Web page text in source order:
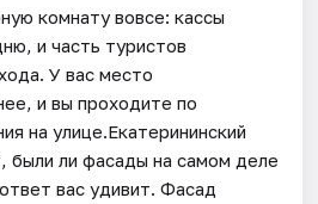
комнату вовсе: кассы
и часть туристов
У вас место
и вы проходите по
на улице.Екатерининский
были ли фасады на самом деле
вас удивит. Фасад